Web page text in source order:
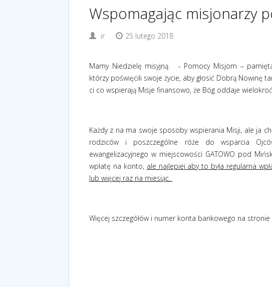
Wspomagając misjonarzy
ir 25 lutego 2018
Mamy Niedzielę misyjną
- Pomocy Misjom –
którzy poświęcili swoje życie, aby głosić Dobrą Nowinę
ci co wspierają Misje finansowo, że Bóg oddaje
Każdy z na ma swoje sposoby wspierania Misji, ale ja
rodziców i poszczególne róże do wsparcia
ewangelizacyjnego w miejscowości GATOWO pod
wpłatę na konto, ale najlepiej aby to była regularna
lub więcej raz na miesiąc.
Więcej szczegółów i numer konta bankowego na stronie